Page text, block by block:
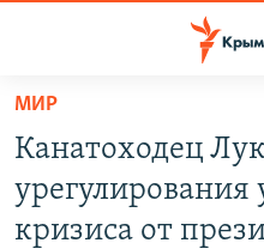
Вернуться
основному
содержанию
Вернутся
СПЕЦПРОЕКТЫ
ВОДА
МИР
Канатоходец
урегулирования
кризиса от